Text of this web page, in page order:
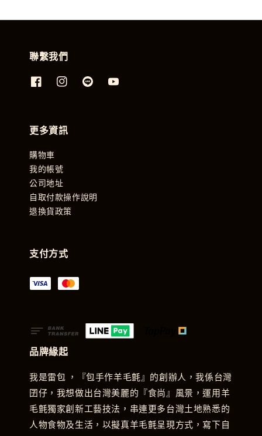
聯繫我們
更多資訊
購物車
我的帳號
公司地址
自取付款操作說明
退換貨政策
支付方式
品牌緣起
我是雷包 ，『包手作羊毛氈』的創辦人，我係台灣
囝仔，我想做出台灣美麗的『食尚』風景，運用羊
毛氈獨家創新工藝技法，串連更多台灣土地熟悉的
人物食物及生活，以擬真羊毛氈呈現方式，寫下自